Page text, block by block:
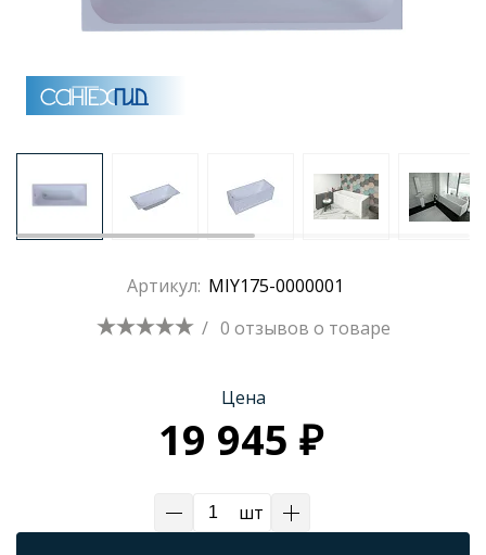
Артикул: MIY175-0000001
/ 0 отзывов о товаре
Цена
19 945 ₽
шт